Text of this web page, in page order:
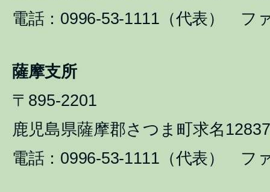
電話：0996-53-1111（代表） フ
薩摩支所
〒895-2201
鹿児島県薩摩郡さつま町求名
電話：0996-53-1111（代表） フ